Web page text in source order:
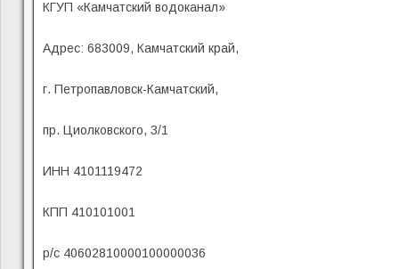
КГУП «Камчатский водоканал»
Адрес: 683009, Камчатский край,
г. Петропавловск-Камчатский,
пр. Циолковского, 3/1
ИНН 4101119472
КПП 410101001
р/с 40602810000100000036